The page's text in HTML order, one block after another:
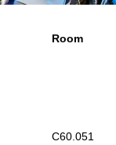
Room
C60.051